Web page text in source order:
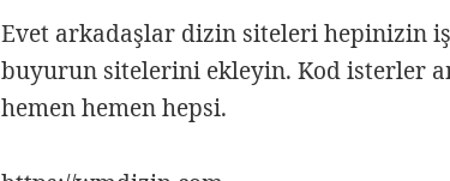
Evet arkadaşlar dizin siteleri hepinizin
buyurun sitelerini ekleyin. Kod isterler
hemen hemen hepsi.